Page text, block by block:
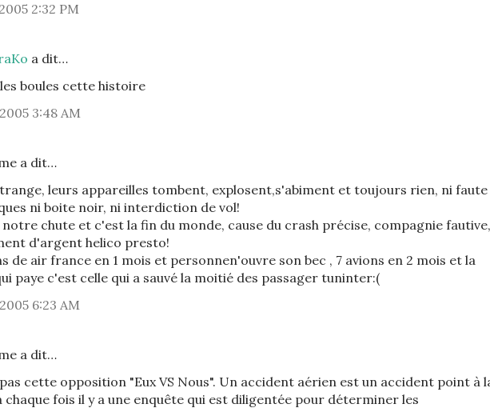
2:32 PM
a dit…
boules cette histoire
3:48 AM
a dit…
leurs appareilles tombent, explosent,s'abiment et toujours rien, ni faute
ni boite noir, ni interdiction de vol!
notre chute et c'est la fin du monde, cause du crash précise, compagnie fautive,
d'argent helico presto!
de air france en 1 mois et personnen'ouvre son bec , 7 avions en 2 mois et la
paye c'est celle qui a sauvé la moitié des passager tuninter:(
6:23 AM
a dit…
cette opposition "Eux VS Nous". Un accident aérien est un accident point à
chaque fois il y a une enquête qui est diligentée pour déterminer les